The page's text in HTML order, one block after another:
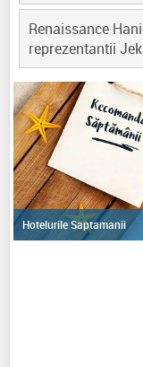
Renaissance
reprezentantii
Hotelurile Saptamanii